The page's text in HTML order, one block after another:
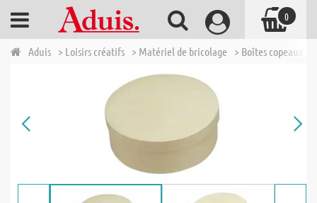
Aduis > Loisirs créatifs > Matériel de bricolage > Boîtes copeaux
0